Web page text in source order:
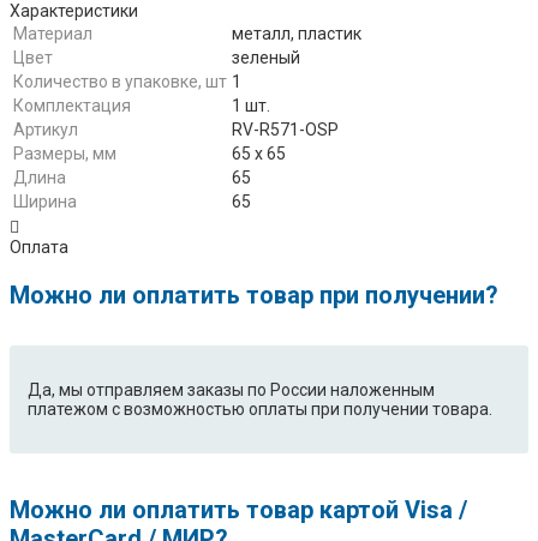
Характеристики
Материал
металл, пластик
Цвет
зеленый
Количество в упаковке, шт 1
Комплектация
1 шт.
Артикул
RV-R571-OSP
Размеры, мм
65 х 65
Длина
65
Ширина
65
Оплата
Можно ли оплатить товар при получении?
Да, мы отправляем заказы по России наложенным
платежом с возможностью оплаты при получении товара.
Можно ли оплатить товар картой Visa /